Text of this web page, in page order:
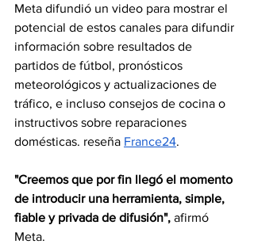
Meta difundió un video para mostrar el
potencial de estos canales para difundir
información sobre resultados de
partidos de fútbol, pronósticos
meteorológicos y actualizaciones de
tráfico, e incluso consejos de cocina o
instructivos sobre reparaciones
domésticas. reseña France24.
"Creemos que por fin llegó el momento
de introducir una herramienta, simple,
fiable y privada de difusión", afirmó
Meta.